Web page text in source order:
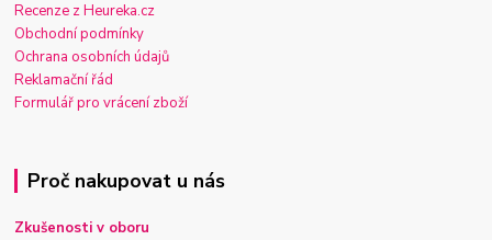
Recenze z Heureka.cz
Obchodní podmínky
Ochrana osobních údajů
Reklamační řád
Formulář pro vrácení zboží
Proč nakupovat u nás
Zkušenosti v oboru